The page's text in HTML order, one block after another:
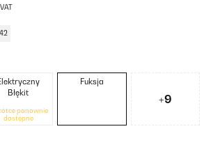
Błękit
ponownie
dostępne
Fuksja
+9